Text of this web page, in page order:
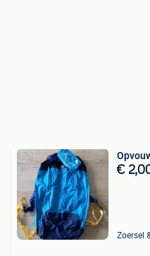
€
Zoersel